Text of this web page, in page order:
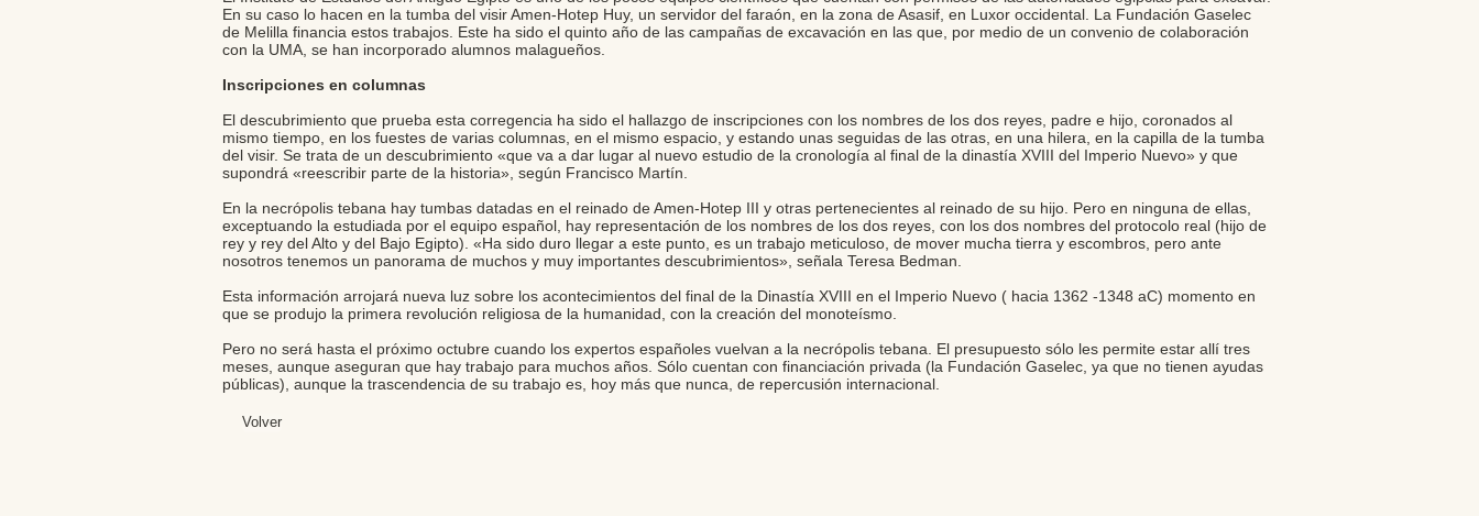
En su caso lo hacen en la tumba del visir Amen-Hotep Huy, un servidor del faraón, en la zona de Asasif, en Luxor occidental. La Fundación Gaselec
de Melilla financia estos trabajos. Este ha sido el quinto año de las campañas de excavación en las que, por medio de un convenio de colaboración
con la UMA, se han incorporado alumnos malagueños.
Inscripciones en columnas
El descubrimiento que prueba esta corregencia ha sido el hallazgo de inscripciones con los nombres de los dos reyes, padre e hijo, coronados al
mismo tiempo, en los fuestes de varias columnas, en el mismo espacio, y estando unas seguidas de las otras, en una hilera, en la capilla de la tumba
del visir. Se trata de un descubrimiento «que va a dar lugar al nuevo estudio de la cronología al final de la dinastía XVIII del Imperio Nuevo» y que
supondrá «reescribir parte de la historia», según Francisco Martín.
En la necrópolis tebana hay tumbas datadas en el reinado de Amen-Hotep III y otras pertenecientes al reinado de su hijo. Pero en ninguna de ellas,
exceptuando la estudiada por el equipo español, hay representación de los nombres de los dos reyes, con los dos nombres del protocolo real (hijo de
rey y rey del Alto y del Bajo Egipto). «Ha sido duro llegar a este punto, es un trabajo meticuloso, de mover mucha tierra y escombros, pero ante
nosotros tenemos un panorama de muchos y muy importantes descubrimientos», señala Teresa Bedman.
Esta información arrojará nueva luz sobre los acontecimientos del final de la Dinastía XVIII en el Imperio Nuevo ( hacia 1362 -1348 aC) momento en
que se produjo la primera revolución religiosa de la humanidad, con la creación del monoteísmo.
Pero no será hasta el próximo octubre cuando los expertos españoles vuelvan a la necrópolis tebana. El presupuesto sólo les permite estar allí tres
meses, aunque aseguran que hay trabajo para muchos años. Sólo cuentan con financiación privada (la Fundación Gaselec, ya que no tienen ayudas
públicas), aunque la trascendencia de su trabajo es, hoy más que nunca, de repercusión internacional.
Volver